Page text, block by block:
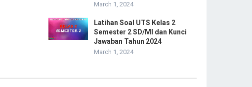
March 1, 2024
Latihan Soal UTS Kelas 2
Semester 2 SD/MI dan Kunci
Jawaban Tahun 2024
March 1, 2024